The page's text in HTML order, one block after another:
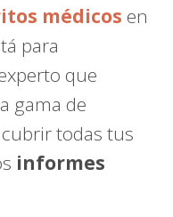
médicos en
para
que
gama de
todas tus
informes